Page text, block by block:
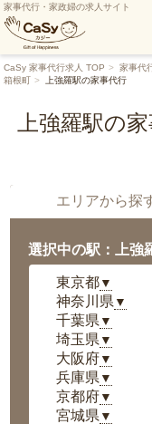
家事代行・家政婦の求人サイト
CaSy 家事代行求人 TOP 家事代
箱根町
上強羅駅の家事代行
上強羅駅の
エリアから探
選択中の駅：上強
東京都▼
神奈川県 ▼
千葉県 ▼
埼玉県 ▼
大阪府▼
兵庫県 ▼
京都府▼
宮城県 ▼